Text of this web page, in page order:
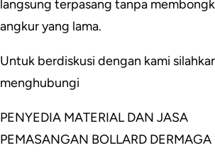
langsung terpasang tanpa
angkur yang lama.
Untuk berdiskusi dengan kami
menghubungi
PENYEDIA MATERIAL DAN JASA
PEMASANGAN BOLLARD DERMAGA